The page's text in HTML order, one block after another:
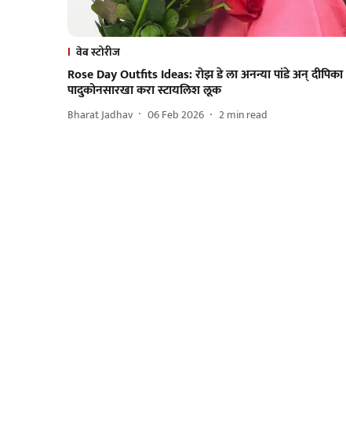
वेब स्टोरीज
Rose Day Outfits Ideas: रोझ डे ला अनन्या पांडे अन् दीपिका
पादुकोनसारखा करा स्टायलिश लूक
Bharat Jadhav 06 Feb 2026 2min read